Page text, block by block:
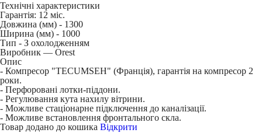
Технічні характеристики
Гарантія: 12 міс.
Довжина (мм) - 1300
Ширина (мм) - 1000
Тип - З охолодженням
Виробник — Orest
Опис
- Компресор "TECUMSEH" (Франція), гарантія на компресор 2
роки.
- Перфоровані лотки-піддони.
- Регулювання кута нахилу вітрини.
- Можливе стаціонарне підключення до каналізації.
- Можливе встановлення фронтального скла.
Товар додано до кошика Відкрити